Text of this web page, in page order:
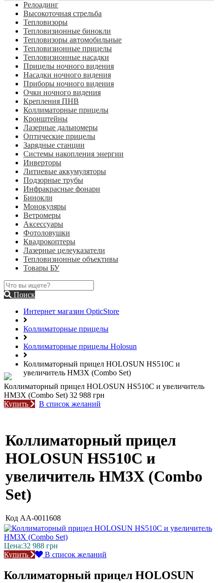
Релоадинг
Высокоточная стрельба
Тепловизоры
Тепловизионные бинокли
Тепловизоры автомобильные
Тепловизионные прицелы
Тепловизионные насадки
Прицелы ночного видения
Насадки ночного видения
Приборы ночного видения
Очки ночного видения
Крепления ПНВ
Коллиматорные прицелы
Кронштейны
Лазерные дальномеры
Оптические прицелы
Зарядные станции
Системы накопления энергии
Инверторы
Литиевые аккумуляторы
Подзорные трубы
Инфракрасные фонари
Бинокли
Монокуляры
Ветромеры
Аксессуары
Фотоловушки
Квадрокоптеры
Лазерные целеуказатели
Тепловизионные объективы
Товары БУ
Поиск
Интернет магазин OpticStore
Коллиматорные прицелы
Коллиматорные прицелы Holosun
Коллиматорный прицел HOLOSUN HS510C и
увеличитель HM3X (Combo Set)
Коллиматорный прицел HOLOSUN HS510C и увеличитель
HM3X (Combo Set) 32 988 грн
Купить
В список желаний
Коллиматорный прицел
HOLOSUN HS510C и
увеличитель HM3X (Combo
Set)
Код AA-0011608
Цена:32 988 грн
Купить
В список желаний
Коллиматорный прицел HOLOSUN